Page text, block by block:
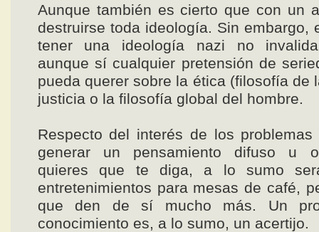
Aunque también es cierto que con un
destruirse toda ideología. Sin embargo,
tener una ideología nazi no
aunque sí cualquier pretensión de
pueda querer sobre la ética (filosofía de
justicia o la filosofía global del hombre.
Respecto del interés de los problemas
generar un pensamiento difuso u
quieres que te diga, a lo sumo
entretenimientos para mesas de café,
que den de sí mucho más. Un
conocimiento es, a lo sumo, un acertijo.